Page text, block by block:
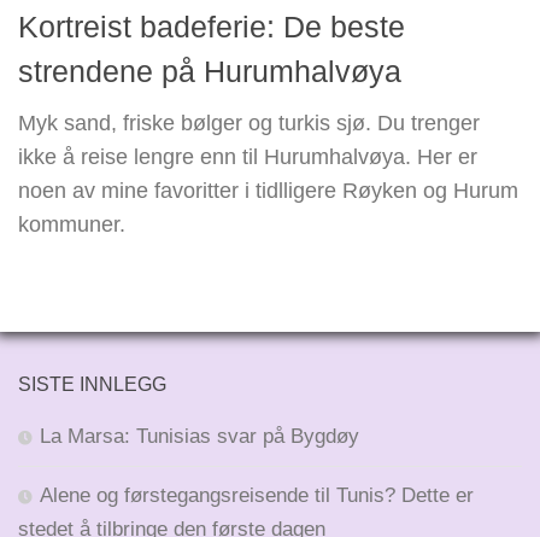
Kortreist badeferie: De beste
strendene på Hurumhalvøya
Myk sand, friske bølger og turkis sjø. Du trenger
ikke å reise lengre enn til Hurumhalvøya. Her er
noen av mine favoritter i tidlligere Røyken og Hurum
kommuner.
SISTE INNLEGG
La Marsa: Tunisias svar på Bygdøy
Alene og førstegangsreisende til Tunis? Dette er
stedet å tilbringe den første dagen